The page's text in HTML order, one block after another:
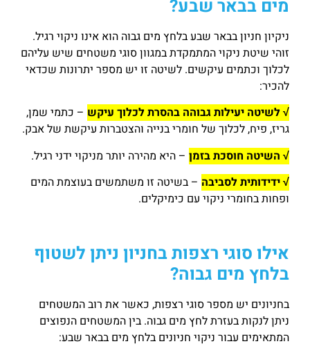
מים בבאר שבע?
ניקיון חניון בבאר שבע בלחץ מים גבוה הוא אינו ניקוי רגיל.
זוהי שיטת ניקוי המתמקדת במגוון סוגי משטחים שיש עליהם
לכלוך וכתמים עיקשים. לשיטה זו יש מספר יתרונות שכדאי
להכיר:
√ לשיטה יעילות גבוהה בהסרת לכלוך עיקש – כתמי שמן,
גריז, פיח, לכלוך של חומרי בנייה והצטברות עיקשת של אבק.
√ השיטה חוסכת בזמן – היא מהירה יותר מניקוי ידני רגיל.
√ ידידותית לסביבה – בשיטה זו משתמשים בעוצמת המים
ופחות בחומרי ניקוי עם כימיקלים.
אילו סוגי רצפות בחניון ניתן לשטוף
בלחץ מים גבוה?
בחניונים יש מספר סוגי רצפות, כאשר את רוב המשטחים
ניתן לנקות בעזרת לחץ מים גבוה. בין המשטחים הנפוצים
המתאימים עבור ניקוי חניונים בלחץ מים בבאר שבע: